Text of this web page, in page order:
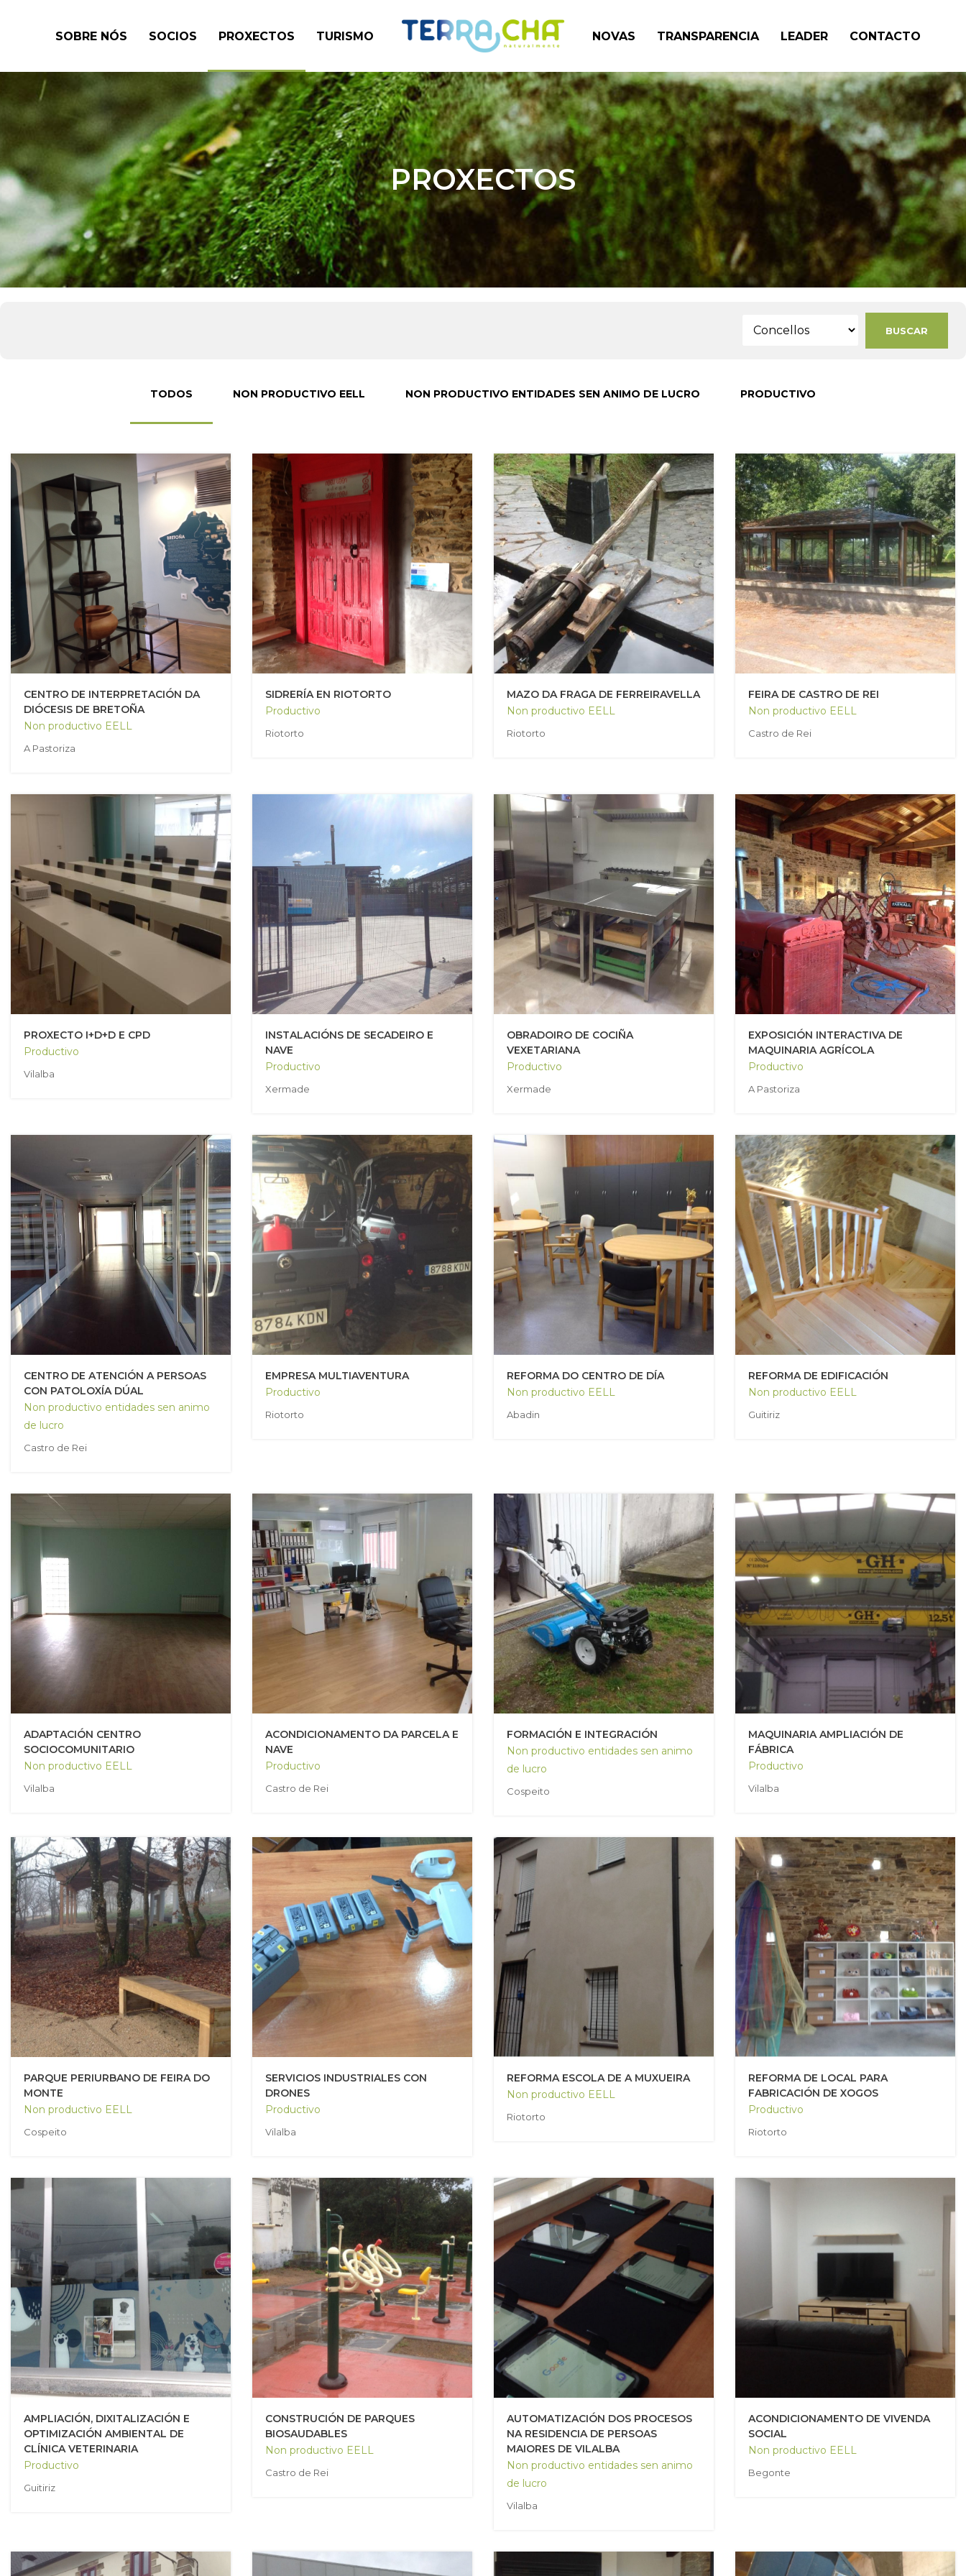
SOBRE NÓS SOCIOS PROXECTOS TURISMO NOVAS TRANSPARENCIA LEADER CONTACTO
PROXECTOS
TODOS NON PRODUCTIVO EELL NON PRODUCTIVO ENTIDADES SEN ANIMO DE LUCRO PRODUCTIVO
CENTRO DE INTERPRETACIÓN DA
DIÓCESIS DE BRETOÑA
Non productivo EELL
A Pastoriza
SIDRERÍA EN RIOTORTO
Productivo
Riotorto
MAZO DA FRAGA DE FERREIRAVELLA
Non productivo EELL
Riotorto
FEIRA DE CASTRO DE REI
Non productivo EELL
Castro de Rei
PROXECTO I+D+D E CPD
Productivo
Vilalba
INSTALACIÓNS DE SECADEIRO E
NAVE
Productivo
Xermade
OBRADOIRO DE COCIÑA
VEXETARIANA
Productivo
Xermade
EXPOSICIÓN INTERACTIVA DE
MAQUINARIA AGRÍCOLA
Productivo
A Pastoriza
CENTRO DE ATENCIÓN A PERSOAS
CON PATOLOXÍA DÚAL
Non productivo entidades sen animo
de lucro
Castro de Rei
EMPRESA MULTIAVENTURA
Productivo
Riotorto
REFORMA DO CENTRO DE DÍA
Non productivo EELL
Abadin
REFORMA DE EDIFICACIÓN
Non productivo EELL
Guitiriz
ADAPTACIÓN CENTRO
SOCIOCOMUNITARIO
Non productivo EELL
Vilalba
ACONDICIONAMENTO DA PARCELA E
NAVE
Productivo
Castro de Rei
FORMACIÓN E INTEGRACIÓN
Non productivo entidades sen animo
de lucro
Cospeito
MAQUINARIA AMPLIACIÓN DE
FÁBRICA
Productivo
Vilalba
PARQUE PERIURBANO DE FEIRA DO
MONTE
Non productivo EELL
Cospeito
SERVICIOS INDUSTRIALES CON
DRONES
Productivo
Vilalba
REFORMA ESCOLA DE A MUXUEIRA
Non productivo EELL
Riotorto
REFORMA DE LOCAL PARA
FABRICACIÓN DE XOGOS
Productivo
Riotorto
AMPLIACIÓN, DIXITALIZACIÓN E
OPTIMIZACIÓN AMBIENTAL DE
CLÍNICA VETERINARIA
Productivo
Guitiriz
CONSTRUCIÓN DE PARQUES
BIOSAUDABLES
Non productivo EELL
Castro de Rei
AUTOMATIZACIÓN DOS PROCESOS
NA RESIDENCIA DE PERSOAS
MAIORES DE VILALBA
Non productivo entidades sen animo
de lucro
Vilalba
ACONDICIONAMENTO DE VIVENDA
SOCIAL
Non productivo EELL
Begonte